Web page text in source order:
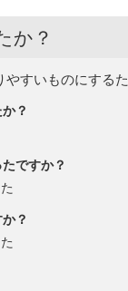
か？
すいものにする
？
ですか？
？